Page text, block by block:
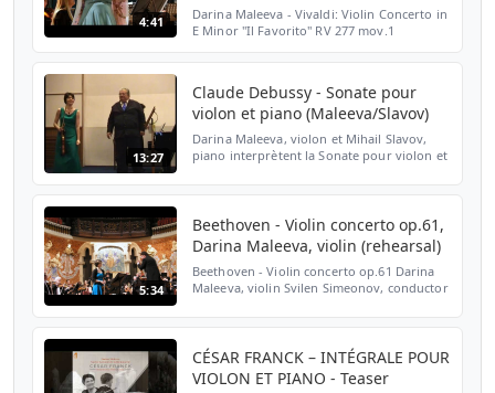
4:41
Darina Maleeva - Vivaldi: Violin Concerto in
E Minor "Il Favorito" RV 277 mov.1
13:27
Claude Debussy - Sonate pour
violon et piano (Maleeva/Slavov)
Darina Maleeva, violon et Mihail Slavov,
piano interprètent la Sonate pour violon et
5:34
Beethoven - Violin concerto op.61,
Darina Maleeva, violin (rehearsal)
Beethoven - Violin concerto op.61 Darina
Maleeva, violin Svilen Simeonov, conductor
CÉSAR FRANCK – INTÉGRALE POUR
VIOLON ET PIANO - Teaser